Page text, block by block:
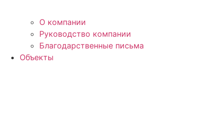
О компании
Руководство компании
Благодарственные письма
Объекты